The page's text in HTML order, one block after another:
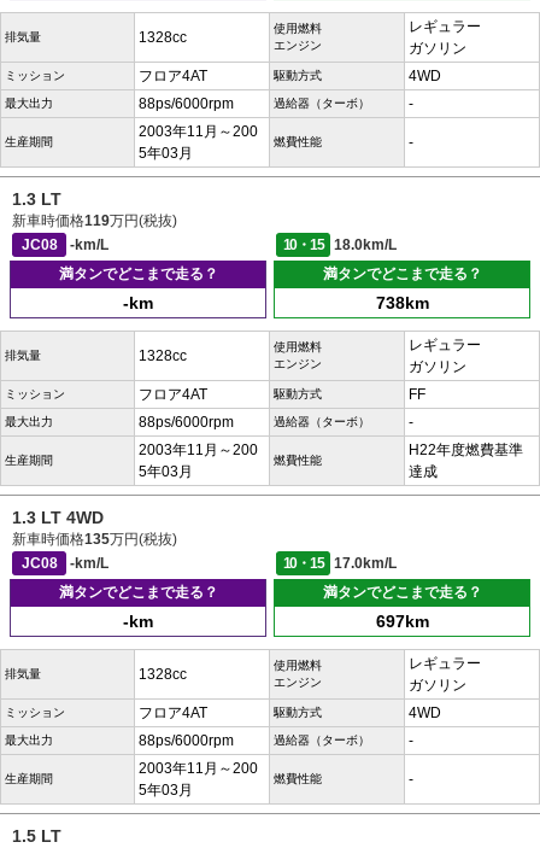
排気量 1328cc
使用燃料
エンジン
レギュラー
ガソリン
ミッション フロア4AT 駆動方式 4WD
最大出力 88ps/6000rpm 過給器（ターボ） -
生産期間
2003年11月～200
5年03月
燃費性能 -
1.3 LT
新車時価格119万円(税抜)
JC08
-km/L 10・15
18.0km/L
満タンでどこまで走る？
-km
満タンでどこまで走る？
738km
排気量 1328cc
使用燃料
エンジン
レギュラー
ガソリン
ミッション フロア4AT 駆動方式 FF
最大出力 88ps/6000rpm 過給器（ターボ） -
生産期間
2003年11月～200
5年03月
燃費性能
H22年度燃費基準
達成
1.3 LT 4WD
新車時価格135万円(税抜)
JC08
-km/L 10・15
17.0km/L
満タンでどこまで走る？
-km
満タンでどこまで走る？
697km
排気量 1328cc
使用燃料
エンジン
レギュラー
ガソリン
ミッション フロア4AT 駆動方式 4WD
最大出力 88ps/6000rpm 過給器（ターボ） -
生産期間
2003年11月～200
5年03月
燃費性能 -
1.5 LT